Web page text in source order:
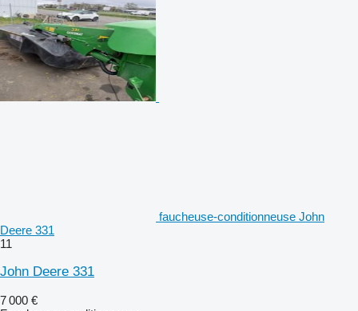
faucheuse-conditionneuse John
Deere 331
11
John Deere 331
7 000 €